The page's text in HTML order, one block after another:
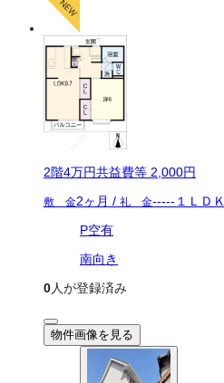
2階4万円共益費等 2,000円
敷 金2ヶ月 / 礼 金----- １ＬＤＫ
P空有
南向き
0人が登録済み
物件画像を見る